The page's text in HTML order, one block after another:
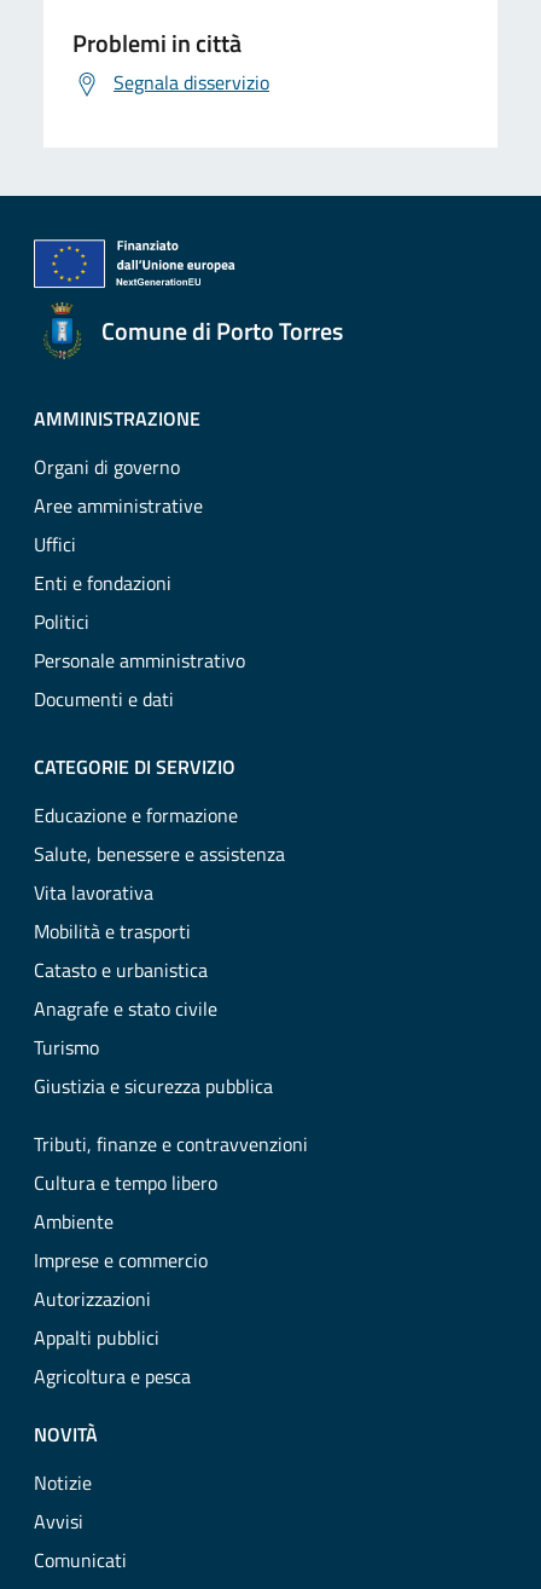
Problemi in città
Segnala disservizio
Comune di Porto Torres
AMMINISTRAZIONE
Organi di governo
Aree amministrative
Uffici
Enti e fondazioni
Politici
Personale amministrativo
Documenti e dati
CATEGORIE DI SERVIZIO
Educazione e formazione
Salute, benessere e assistenza
Vita lavorativa
Mobilità e trasporti
Catasto e urbanistica
Anagrafe e stato civile
Turismo
Giustizia e sicurezza pubblica
Tributi, finanze e contravvenzioni
Cultura e tempo libero
Ambiente
Imprese e commercio
Autorizzazioni
Appalti pubblici
Agricoltura e pesca
NOVITÀ
Notizie
Avvisi
Comunicati